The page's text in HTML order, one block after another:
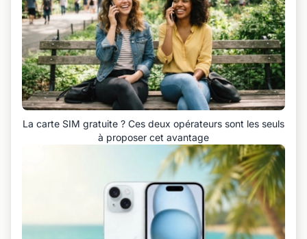
La carte SIM gratuite ? Ces deux opérateurs sont les seuls
à proposer cet avantage